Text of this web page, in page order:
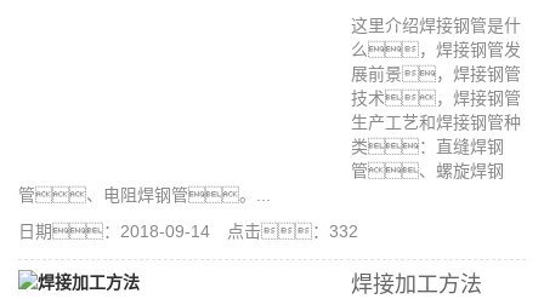
这里介绍焊接钢管是什
么，焊接钢管发
展前景，焊接钢管
技术，焊接钢管
生产工艺和焊接钢管种
类：直缝焊钢
管、螺旋焊钢
管、电阻焊钢管。...
日期：2018-09-14 点击：332
焊接加工方法